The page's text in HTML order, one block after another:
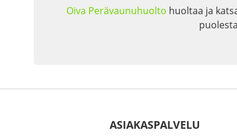
Oiva Perävaunuhuolto huoltaa ja
ASIAKASPALVELU